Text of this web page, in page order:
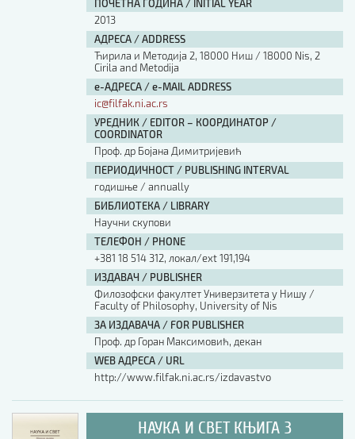
ПОЧЕТНА ГОДИНА / INITIAL YEAR
2013
АДРЕСА / ADDRESS
Ћирила и Методија 2, 18000 Ниш / 18000 Nis, 2
Cirila and Metodija
е-АДРЕСА / e-MAIL ADDRESS
ic@filfak.ni.ac.rs
УРЕДНИК / EDITOR – КООРДИНАТОР /
COORDINATOR
Проф. др Бојана Димитријевић
ПЕРИОДИЧНОСТ / PUBLISHING INTERVAL
годишње / annually
БИБЛИОТЕКА / LIBRARY
Научни скупови
ТЕЛЕФОН / PHONE
+381 18 514 312, локал/ext 191,194
ИЗДАВАЧ / PUBLISHER
Филозофски факултет Универзитета у Нишу /
Faculty of Philosophy, University of Nis
ЗА ИЗДАВАЧА / FOR PUBLISHER
Проф. др Горан Максимовић, декан
WEB АДРЕСА / URL
http://www.filfak.ni.ac.rs/izdavastvo
НАУКА И СВЕТ КЊИГА 3